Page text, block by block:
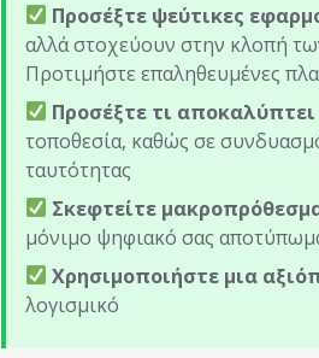
Προσέξτε ψεύτικες
αλλά στοχεύουν στην κλοπή
Προτιμήστε επαληθευμένες
Προσέξτε τι
τοποθεσία, καθώς σε
ταυτότητας
Σκεφτείτε
μόνιμο ψηφιακό σας
Χρησιμοποιήστε μια
λογισμικό